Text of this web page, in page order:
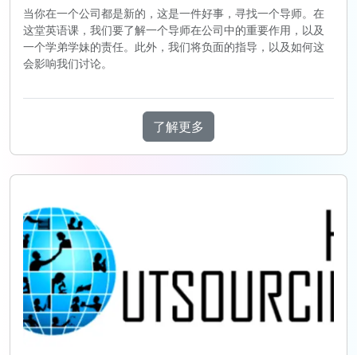
当你在一个公司都是新的，这是一件好事，寻找一个导师。在
这堂英语课，我们要了解一个导师在公司中的重要作用，以及
一个学弟学妹的责任。此外，我们将负面的指导，以及如何这
会影响我们讨论。
了解更多